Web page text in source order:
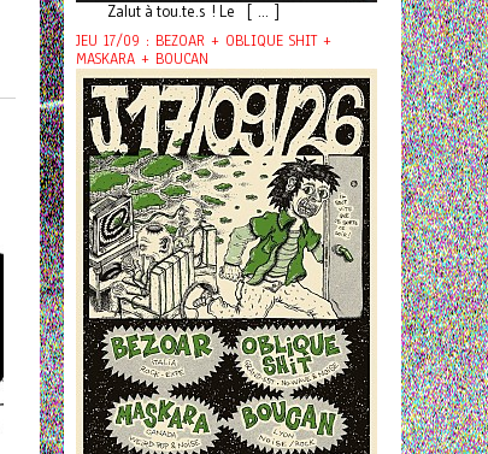
Zalut à tou.te.s ! Le [ ... ]
JEU 17/09 : BEZOAR + OBLIQUE SHIT +
MASKARA + BOUCAN